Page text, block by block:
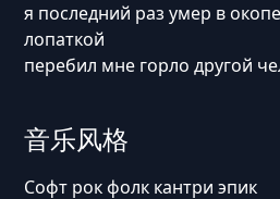
я последний раз умер в
лопаткой
перебил мне горло другой
音乐风格
Софт рок фолк кантри эпик